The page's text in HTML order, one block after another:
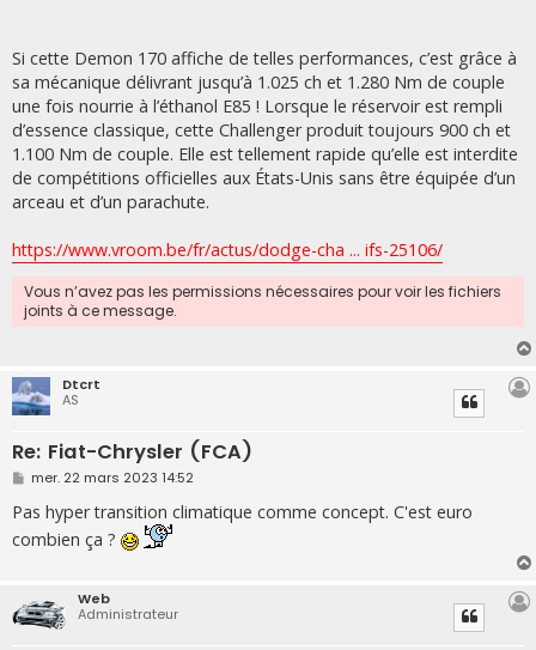
Si cette Demon 170 affiche de telles performances, c’est grâce à
sa mécanique délivrant jusqu’à 1.025 ch et 1.280 Nm de couple
une fois nourrie à l’éthanol E85 ! Lorsque le réservoir est rempli
d’essence classique, cette Challenger produit toujours 900 ch et
1.100 Nm de couple. Elle est tellement rapide qu’elle est interdite
de compétitions officielles aux États-Unis sans être équipée d’un
arceau et d’un parachute.
https://www.vroom.be/fr/actus/dodge-cha ... ifs-25106/
Vous n’avez pas les permissions nécessaires pour voir les fichiers
joints à ce message.
Dtcrt
AS
Re: Fiat-Chrysler (FCA)
M
s
s
a
mer. 22 mars 2023 14:52
Pas hyper transition climatique comme concept. C'est euro
combien ça ?
Web
Administrateur